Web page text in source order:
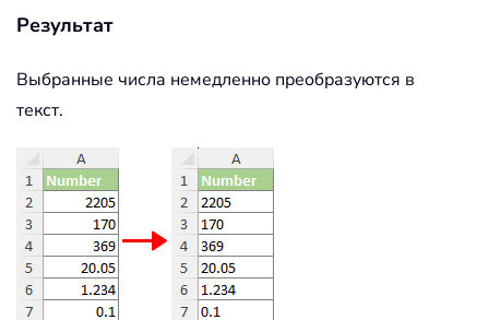
Результат
Выбранные числа немедленно преобразуются в
текст.